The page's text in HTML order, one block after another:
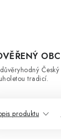
tradicí.
produktu